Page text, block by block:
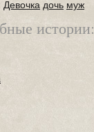
Девочка дочь муж
истории: